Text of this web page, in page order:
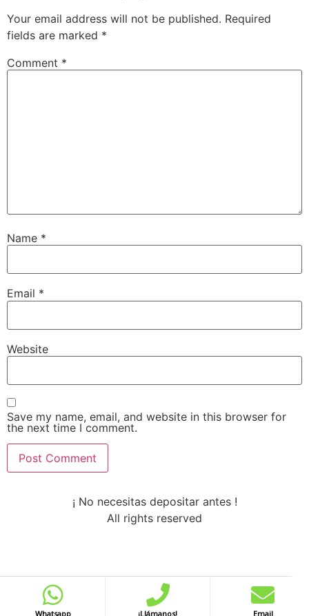
Whatsapp ¡Llámanos! Email
Your email address will not be published. Required
fields are marked *
Comment *
Name *
Email *
Website
Save my name, email, and website in this browser for
the next time I comment.
¡ No necesitas depositar antes !
All rights reserved